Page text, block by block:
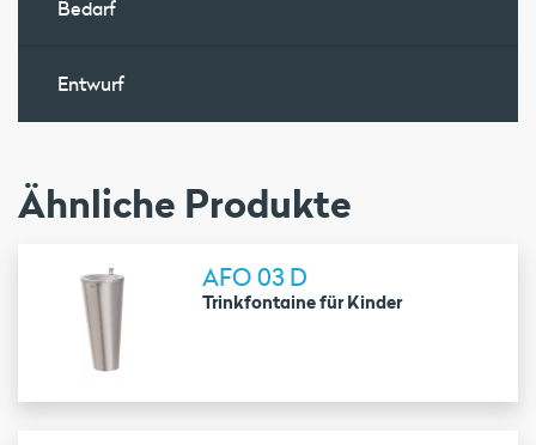
Bedarf
Entwurf
Ähnliche Produkte
AFO 03 D
Trinkfontaine für Kinder